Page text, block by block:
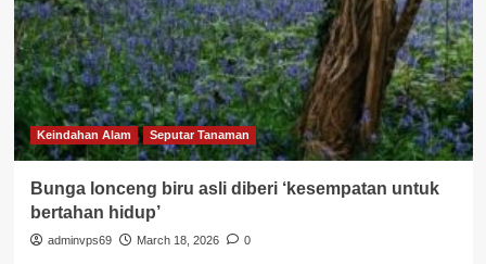
Keindahan Alam Seputar Tanaman
Bunga lonceng biru asli diberi ‘kesempatan untuk
bertahan hidup’
adminvps69 March 18, 2026 0